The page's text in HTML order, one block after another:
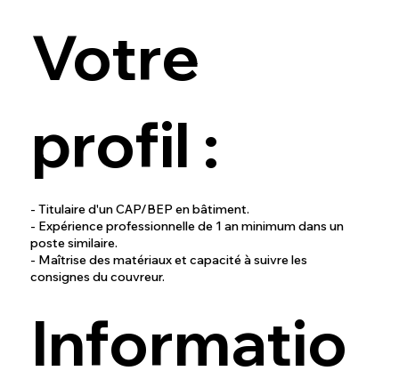
Votre
profil :
- Titulaire d'un CAP/BEP en bâtiment.
- Expérience professionnelle de 1 an minimum dans un
poste similaire.
- Maîtrise des matériaux et capacité à suivre les
consignes du couvreur.
Informatio